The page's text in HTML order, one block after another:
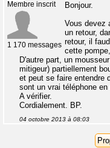
Membre inscrit
1 170 messages
Bonjour.
Vous devez
un retour,
retour, il
cette
D'autre part, un
mitigeur) partiellement
et peut se faire entendre
sont un vrai téléphone
A vérifier.
Cordialement. BP.
04 octobre 2013 à 08:03